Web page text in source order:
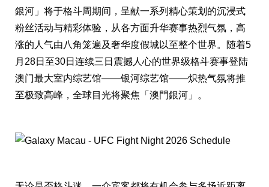
銀河」将于格斗周期间，呈献一系列精心策划的沉浸式
粉丝活动与精彩体验，从各方面升华赛事热烈气氛，高
涨的人气由八角笼遍及奢华度假城以至整个世界。随着5
月28日至30日连续三日震撼人心的世界级格斗赛事登陆
澳门最大室内综艺馆——银河综艺馆——炽热气氛将推
至极致高峰，全球目光将聚焦「澳門銀河」。